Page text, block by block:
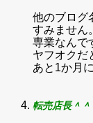
他のブログ
すみません。
専業なんで
ヤフオクだ
あと1か月
転売店長＾＾